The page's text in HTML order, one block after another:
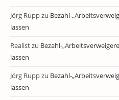
Jörg Ruppzu Bezahl-
lassen
Realistzu Bezahl-
lassen
Jörg Ruppzu Bezahl-
lassen